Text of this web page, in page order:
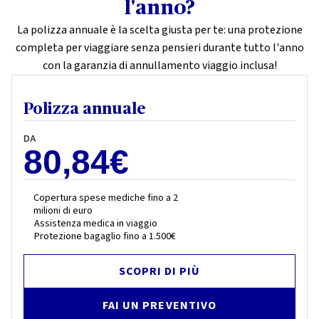
l'anno?
La polizza annuale è la scelta giusta per te: una protezione
completa per viaggiare senza pensieri durante tutto l'anno
con la garanzia di annullamento viaggio inclusa!
Polizza annuale
DA
80,84€
Copertura spese mediche fino a 2
milioni di euro
Assistenza medica in viaggio
Protezione bagaglio fino a 1.500€
SCOPRI DI PIÙ
FAI UN PREVENTIVO